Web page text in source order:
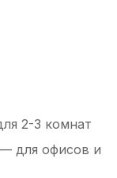
2-3 комнат
для офисов и